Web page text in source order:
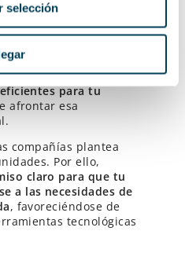
selección
expertos 4.0,
aportamos nuestra
de este tipo
y grandes
te acercaremos las
para tu
afrontar esa
compañías plantea
Por ello,
claro para que tu
a las necesidades de
, favoreciéndose de
tecnológicas